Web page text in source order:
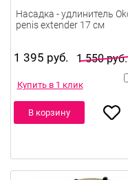
1 395 руб. 1 550 руб.
Купить в 1 клик
В корзину